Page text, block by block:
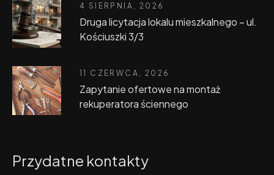
4 SIERPNIA, 2026
Druga licytacja lokalu mieszkalnego – ul.
Kościuszki 3/3
11 CZERWCA, 2026
Zapytanie ofertowe na montaż
rekuperatora ściennego
Przydatne kontakty